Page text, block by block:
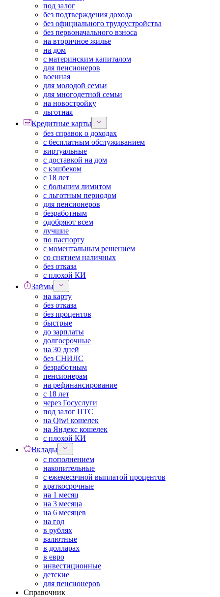
под залог
без подтверждения дохода
без официального трудоустройства
без первоначального взноса
на вторичное жилье
на дом
с материнским капиталом
для пенсионеров
военная
для молодой семьи
для многодетной семьи
на новостройку
льготная
Кредитные карты
без справок о доходах
с бесплатным обслуживанием
виртуальные
с доставкой на дом
с кэшбеком
с 18 лет
с большим лимитом
с льготным периодом
для пенсионеров
безработным
одобряют всем
лучшие
по паспорту
с моментальным решением
со снятием наличных
без отказа
с плохой КИ
Займы
на карту
без отказа
без процентов
быстрые
до зарплаты
долгосрочные
на 30 дней
без СНИЛС
безработным
пенсионерам
на рефинансирование
с 18 лет
через Госуслуги
под залог ПТС
на Qiwi кошелек
на Яндекс кошелек
с плохой КИ
Вклады
с пополнением
накопительные
с ежемесячной выплатой процентов
краткосрочные
на 1 месяц
на 3 месяца
на 6 месяцев
на год
в рублях
валютные
в долларах
в евро
инвестиционные
детские
для пенсионеров
Справочник